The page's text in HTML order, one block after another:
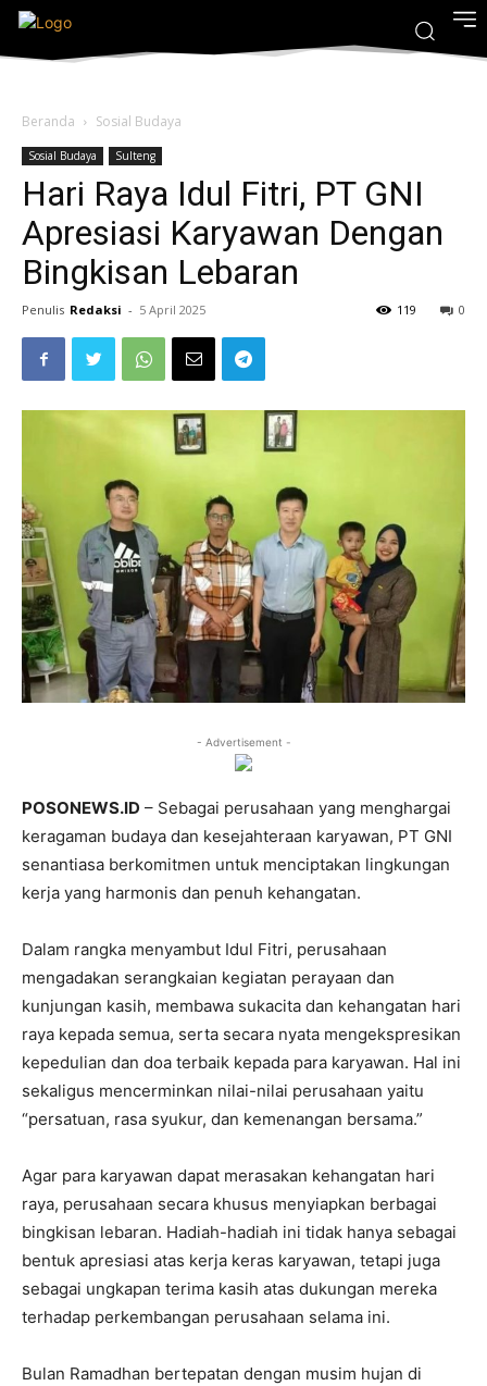
Beranda Sosial Budaya
Sosial Budaya Sulteng
Hari Raya Idul Fitri, PT GNI
Apresiasi Karyawan Dengan
Bingkisan Lebaran
Penulis Redaksi - 5 April 2025 0
119
- Advertisement -
POSONEWS.ID – Sebagai perusahaan yang menghargai
keragaman budaya dan kesejahteraan karyawan, PT GNI
senantiasa berkomitmen untuk menciptakan lingkungan
kerja yang harmonis dan penuh kehangatan.
Dalam rangka menyambut Idul Fitri, perusahaan
mengadakan serangkaian kegiatan perayaan dan
kunjungan kasih, membawa sukacita dan kehangatan hari
raya kepada semua, serta secara nyata mengekspresikan
kepedulian dan doa terbaik kepada para karyawan. Hal ini
sekaligus mencerminkan nilai-nilai perusahaan yaitu
“persatuan, rasa syukur, dan kemenangan bersama.”
Agar para karyawan dapat merasakan kehangatan hari
raya, perusahaan secara khusus menyiapkan berbagai
bingkisan lebaran. Hadiah-hadiah ini tidak hanya sebagai
bentuk apresiasi atas kerja keras karyawan, tetapi juga
sebagai ungkapan terima kasih atas dukungan mereka
terhadap perkembangan perusahaan selama ini.
Bulan Ramadhan bertepatan dengan musim hujan di